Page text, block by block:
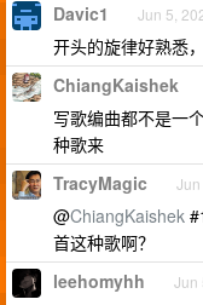
Davic1 Jun 5,
开头的旋律好熟悉
ChiangKaishek
写歌编曲都不是一
种歌来
TracyMagic
@ChiangKaishek
首这种歌啊？
leehomyhh Jun